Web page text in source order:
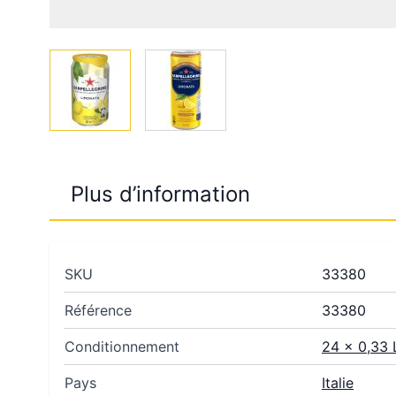
View larger imageView larger image
Plus d’information
SKU 33380
Référence 33380
Conditionnement 24 x 0,33
Pays Italie